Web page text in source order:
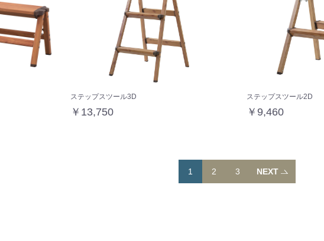
ステップスツール3D
￥13,750
ステップスツール2D
￥9,460
1 2 3 NEXT